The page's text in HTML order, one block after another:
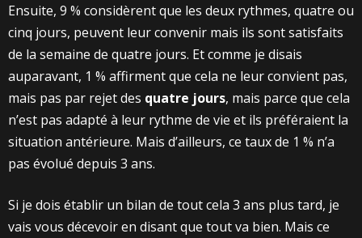
Ensuite, 9 % considèrent que les deux rythmes, quatre ou
cinq jours, peuvent leur convenir mais ils sont satisfaits
de la semaine de quatre jours. Et comme je disais
auparavant, 1 % affirment que cela ne leur convient pas,
mais pas par rejet des quatre jours, mais parce que cela
n’est pas adapté à leur rythme de vie et ils préféraient la
situation antérieure. Mais d’ailleurs, ce taux de 1 % n’a
pas évolué depuis 3 ans.
Si je dois établir un bilan de tout cela 3 ans plus tard, je
vais vous décevoir en disant que tout va bien. Mais ce